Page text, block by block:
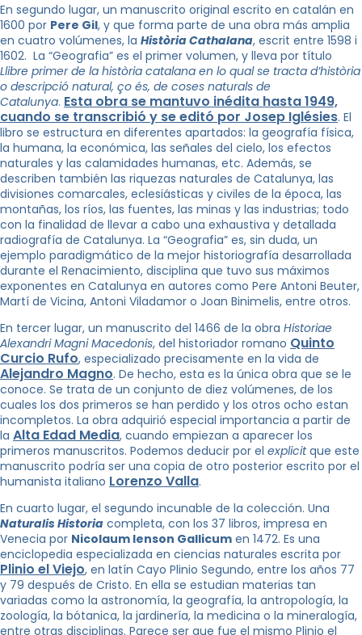
En segundo lugar, un manuscrito original escrito en catalán en
1600 por Pere Gil, y que forma parte de una obra más amplia
en cuatro volúmenes, la Història Cathalana, escrit entre 1598 i
1602. La “Geografia” es el primer volumen, y lleva por título
Llibre primer de la història catalana en lo qual se tracta d’història
o descripció natural, ço és, de coses naturals de
Catalunya. Esta obra se mantuvo inédita hasta 1949,
cuando se transcribió y se editó por Josep Iglésies. El
libro se estructura en diferentes apartados: la geografía física,
la humana, la económica, las señales del cielo, los efectos
naturales y las calamidades humanas, etc. Además, se
describen también las riquezas naturales de Catalunya, las
divisiones comarcales, eclesiásticas y civiles de la época, las
montañas, los ríos, las fuentes, las minas y las industrias; todo
con la finalidad de llevar a cabo una exhaustiva y detallada
radiografía de Catalunya. La “Geografia” es, sin duda, un
ejemplo paradigmático de la mejor historiografía desarrollada
durante el Renacimiento, disciplina que tuvo sus máximos
exponentes en Catalunya en autores como Pere Antoni Beuter,
Martí de Vicina, Antoni Viladamor o Joan Binimelis, entre otros.
En tercer lugar, un manuscrito del 1466 de la obra Historiae
Alexandri Magni Macedonis, del historiador romano Quinto
Curcio Rufo, especializado precisamente en la vida de
Alejandro Magno. De hecho, esta es la única obra que se le
conoce. Se trata de un conjunto de diez volúmenes, de los
cuales los dos primeros se han perdido y los otros ocho estan
incompletos. La obra adquirió especial importancia a partir de
la Alta Edad Media, cuando empiezan a aparecer los
primeros manuscritos. Podemos deducir por el explicitque este
manuscrito podría ser una copia de otro posterior escrito por el
humanista italiano Lorenzo Valla.
En cuarto lugar, el segundo incunable de la colección. Una
Naturalis Historia completa, con los 37 libros, impresa en
Venecia por Nicolaum Ienson Gallicum en 1472. Es una
enciclopedia especializada en ciencias naturales escrita por
Plinio el Viejo, en latín Cayo Plinio Segundo, entre los años 77
y 79 después de Cristo. En ella se estudian materias tan
variadas como la astronomía, la geografía, la antropología, la
zoología, la bótanica, la jardinería, la medicina o la mineralogía,
entre otras disciplinas. Parece ser que fue el mismo Plinio el